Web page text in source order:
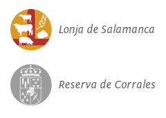
Lonja de Salamanca
Reserva de Corrales